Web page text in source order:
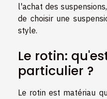
l'achat des
de choisir une
style.
Le rotin:
particulier ?
Le rotin est matériau